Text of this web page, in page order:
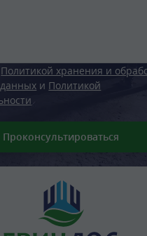
Политикой хранения и
и Политикой